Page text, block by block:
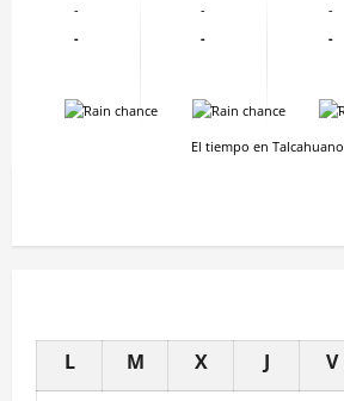
-
-
-
-
-
-
-
-
-
El tiempo en Talcahuano
L M X J V